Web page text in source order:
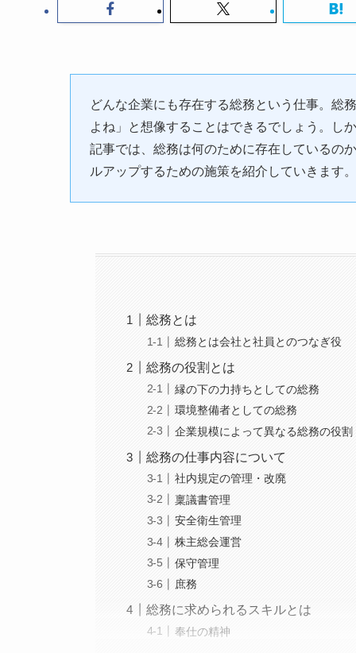
どんな企業にも存在する総務という仕事。総
よね」と想像することはできるでしょう。し
記事では、総務は何のために存在しているの
ルアップするための施策を紹介していきます。
総務とは
総務とは会社と社員とのつなぎ役
総務の役割とは
縁の下の力持ちとしての総務
環境整備者としての総務
企業規模によって異なる総務の役割
総務の仕事内容について
社内規定の管理・改廃
稟議書管理
安全衛生管理
株主総会運営
保守管理
庶務
総務に求められるスキルとは
奉仕の精神